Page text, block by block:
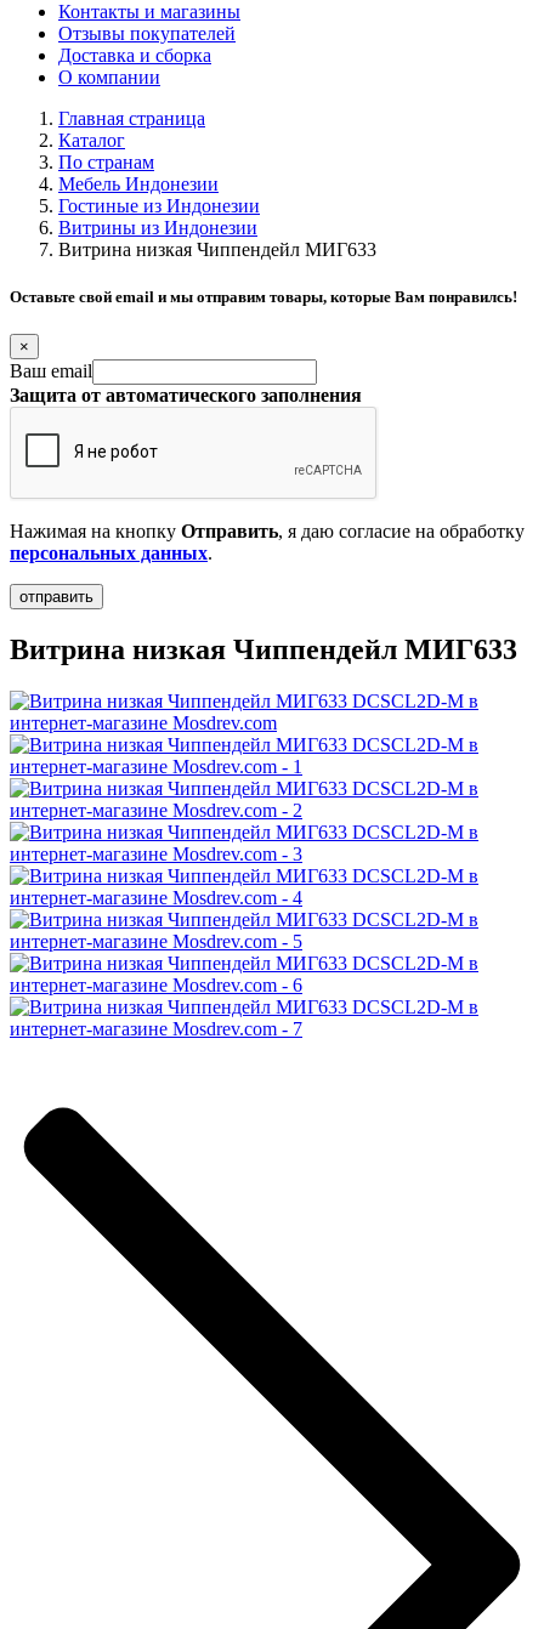
Контакты и магазины
Отзывы покупателей
Доставка и сборка
О компании
Главная страница
Каталог
По странам
Мебель Индонезии
Гостиные из Индонезии
Витрины из Индонезии
Витрина низкая Чиппендейл МИГ633
Оставьте свой email и мы отправим товары, которые Вам понравилсь!
×
Ваш email
Защита от автоматического заполнения
Нажимая на кнопку Отправить, я даю согласие на обработку
персональных данных.
Витрина низкая Чиппендейл МИГ633